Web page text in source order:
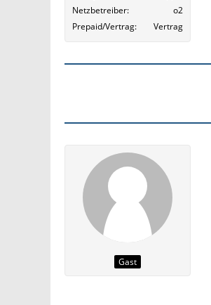
Netzbetreiber
o2
Prepaid/Vertrag
Vertrag
Gast